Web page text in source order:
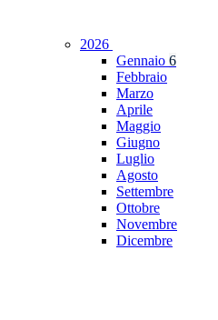
2026
Gennaio 6
Febbraio
Marzo
Aprile
Maggio
Giugno
Luglio
Agosto
Settembre
Ottobre
Novembre
Dicembre